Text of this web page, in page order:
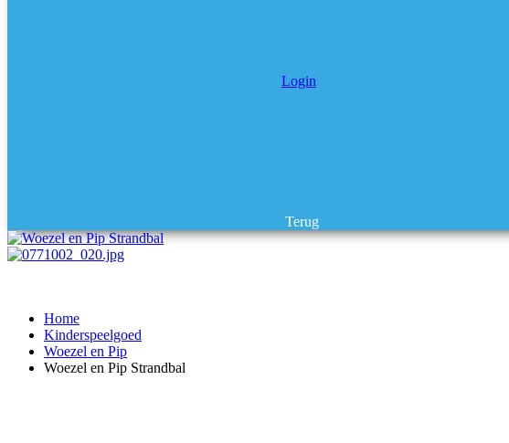
Login
Terug
Home
Kinderspeelgoed
Woezel en Pip
Woezel en Pip Strandbal